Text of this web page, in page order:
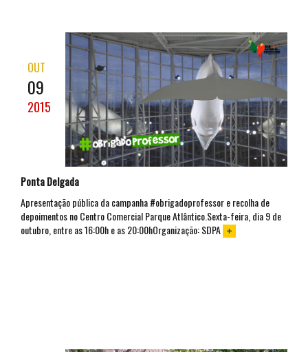
OUT
09
2015
Ponta Delgada
Apresentação pública da campanha #obrigadoprofessor e recolha de
depoimentos no Centro Comercial Parque Atlântico.Sexta-feira, dia 9 de
outubro, entre as 16:00h e as 20:00hOrganização: SDPA